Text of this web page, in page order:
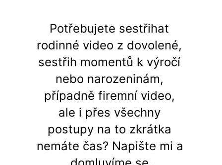
Potřebujete sestřihat
rodinné video z dovolené,
sestřih momentů k výročí
nebo narozeninám,
případně firemní video,
ale i přes všechny
postupy na to zkrátka
nemáte čas? Napište mi a